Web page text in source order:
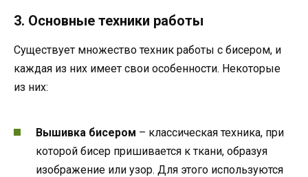
3. Основные техники работы
Существует множество техник работы с бисером, и
каждая из них имеет свои особенности. Некоторые
из них:
Вышивка бисером – классическая техника, при
которой бисер пришивается к ткани, образуя
изображение или узор. Для этого используются